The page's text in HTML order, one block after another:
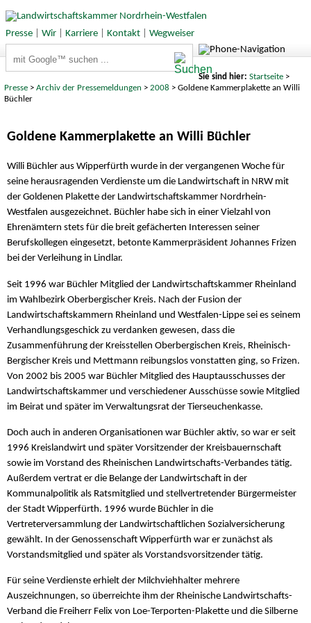
Presse| Wir| Karriere| Kontakt| Wegweiser
Sie sind hier: Startseite>
Presse >Archiv der Pressemeldungen > 2008 > Goldene Kammerplakette an Willi
Büchler
Goldene Kammerplakette an Willi Büchler
Willi Büchler aus Wipperfürth wurde in der vergangenen Woche für
seine herausragenden Verdienste um die Landwirtschaft in NRW mit
der Goldenen Plakette der Landwirtschaftskammer Nordrhein-
Westfalen ausgezeichnet. Büchler habe sich in einer Vielzahl von
Ehrenämtern stets für die breit gefächerten Interessen seiner
Berufskollegen eingesetzt, betonte Kammerpräsident Johannes Frizen
bei der Verleihung in Lindlar.
Seit 1996 war Büchler Mitglied der Landwirtschaftskammer Rheinland
im Wahlbezirk Oberbergischer Kreis. Nach der Fusion der
Landwirtschaftskammern Rheinland und Westfalen-Lippe sei es seinem
Verhandlungsgeschick zu verdanken gewesen, dass die
Zusammenführung der Kreisstellen Oberbergischen Kreis, Rheinisch-
Bergischer Kreis und Mettmann reibungslos vonstatten ging, so Frizen.
Von 2002 bis 2005 war Büchler Mitglied des Hauptausschusses der
Landwirtschaftskammer und verschiedener Ausschüsse sowie Mitglied
im Beirat und später im Verwaltungsrat der Tierseuchenkasse.
Doch auch in anderen Organisationen war Büchler aktiv, so war er seit
1996 Kreislandwirt und später Vorsitzender der Kreisbauernschaft
sowie im Vorstand des Rheinischen Landwirtschafts-Verbandes tätig.
Außerdem vertrat er die Belange der Landwirtschaft in der
Kommunalpolitik als Ratsmitglied und stellvertretender Bürgermeister
der Stadt Wipperfürth. 1996 wurde Büchler in die
Vertreterversammlung der Landwirtschaftlichen Sozialversicherung
gewählt. In der Genossenschaft Wipperfürth war er zunächst als
Vorstandsmitglied und später als Vorstandsvorsitzender tätig.
Für seine Verdienste erhielt der Milchviehhalter mehrere
Auszeichnungen, so überreichte ihm der Rheinische Landwirtschafts-
Verband die Freiherr Felix von Loe-Terporten-Plakette und die Silberne